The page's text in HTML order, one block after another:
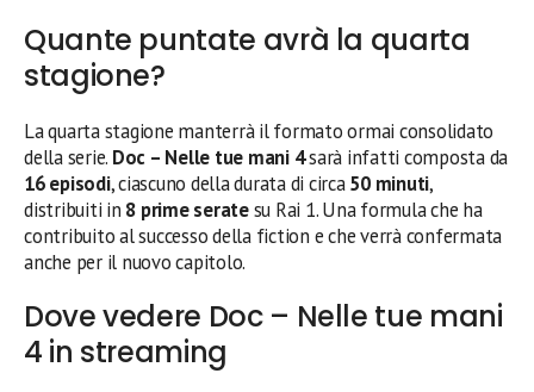
Quante puntate avrà la quarta
stagione?
La quarta stagione manterrà il formato ormai consolidato
della serie. Doc – Nelle tue mani 4sarà infatti composta da
16 episodi, ciascuno della durata di circa50 minuti,
distribuiti in 8 prime seratesu Rai 1. Una formula che ha
contribuito al successo della fiction e che verrà confermata
anche per il nuovo capitolo.
Dove vedere Doc – Nelle tue mani
4 in streaming